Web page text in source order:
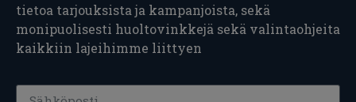
tietoa tarjouksista ja kampanjoista, sekä
monipuolisesti huoltovinkkejä sekä valintaohjeita
kaikkiin lajeihimme liittyen